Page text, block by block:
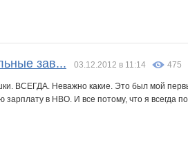
зав... 03.12.2012 в 11:14 475
ВСЕГДА. Неважно какие. Это был мой
в HBO. И все потому, что я всегда